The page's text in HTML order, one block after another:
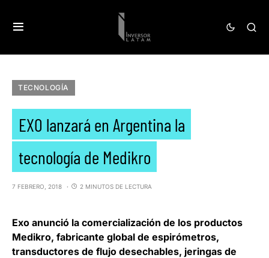
TECNOLOGÍA
EXO lanzará en Argentina la
tecnología de Medikro
7 FEBRERO, 2018 2 MINUTOS DE LECTURA
Exo anunció la comercialización de los productos
Medikro, fabricante global de espirómetros,
transductores de flujo desechables, jeringas de